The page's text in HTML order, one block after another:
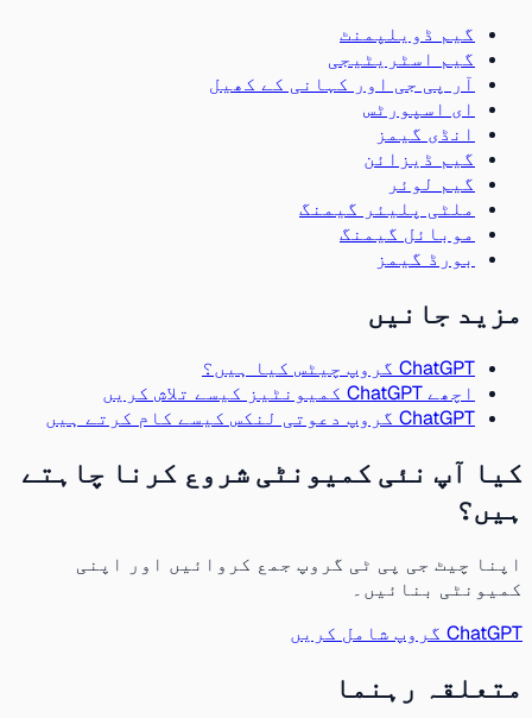
گیم ڈویلپمنٹ
گیم اسٹریٹیجی
آر پی جی اور کہانی کے کھیل
ای اسپورٹس
انڈی گیمز
گیم ڈیزائن
گیم لوئر
ملٹی پلیئر گیمنگ
موبائل گیمنگ
بورڈ گیمز
مزید جانیں
ChatGPT گروپ چیٹس کیا ہیں؟
اچھے ChatGPT کمیونٹیز کیسے تلاش کریں
ChatGPT گروپ دعوتی لنکس کیسے کام کرتے ہیں
کیا آپ نئی کمیونٹی شروع کرنا چاہتے
ہیں؟
اپنا چیٹ جی پی ٹی گروپ جمع کروائیں اور اپنی
کمیونٹی بنائیں۔
ChatGPT گروپ شامل کریں
متعلقہ رہنما